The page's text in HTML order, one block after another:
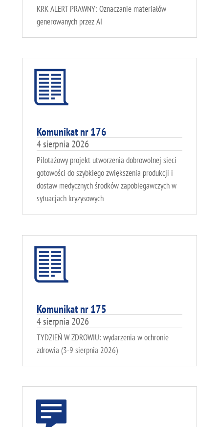
KRK ALERT PRAWNY: Oznaczanie materiałów
generowanych przez AI
Komunikat nr 176
4 sierpnia 2026
Pilotażowy projekt utworzenia dobrowolnej sieci
gotowości do szybkiego zwiększenia produkcji i
dostaw medycznych środków zapobiegawczych w
sytuacjach kryzysowych
Komunikat nr 175
4 sierpnia 2026
TYDZIEŃ W ZDROWIU: wydarzenia w ochronie
zdrowia (3-9 sierpnia 2026)